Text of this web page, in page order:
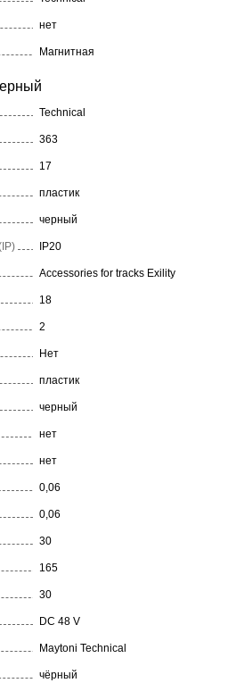
нет
Магнитная
Technical
363
17
пластик
черный
IP20
Accessories for tracks Exility
18
2
Нет
пластик
черный
нет
нет
0,06
0,06
30
165
30
DC 48 V
Maytoni Technical
чёрный